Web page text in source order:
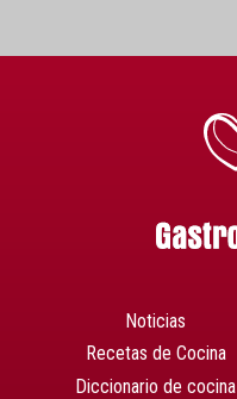
Noticias
Recetas de Cocina
Diccionario de cocina